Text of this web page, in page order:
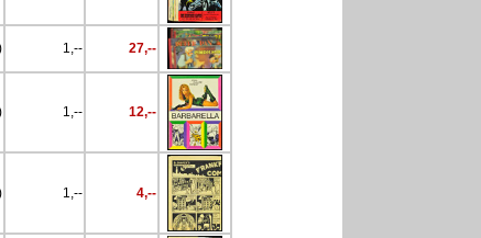
1,-- 27,--
1,-- 12,--
1,-- 4,--